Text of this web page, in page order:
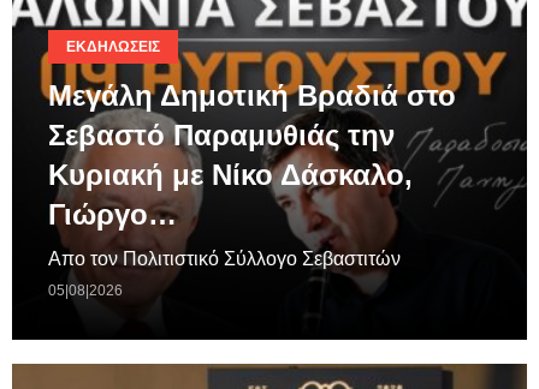
ΕΚΔΗΛΏΣΕΙΣ
Μεγάλη Δημοτική Βραδιά στο
Σεβαστό Παραμυθιάς την
Κυριακή με Νίκο Δάσκαλο,
Γιώργο…
Απο τον Πολιτιστικό Σύλλογο Σεβαστιτών
05|08|2026